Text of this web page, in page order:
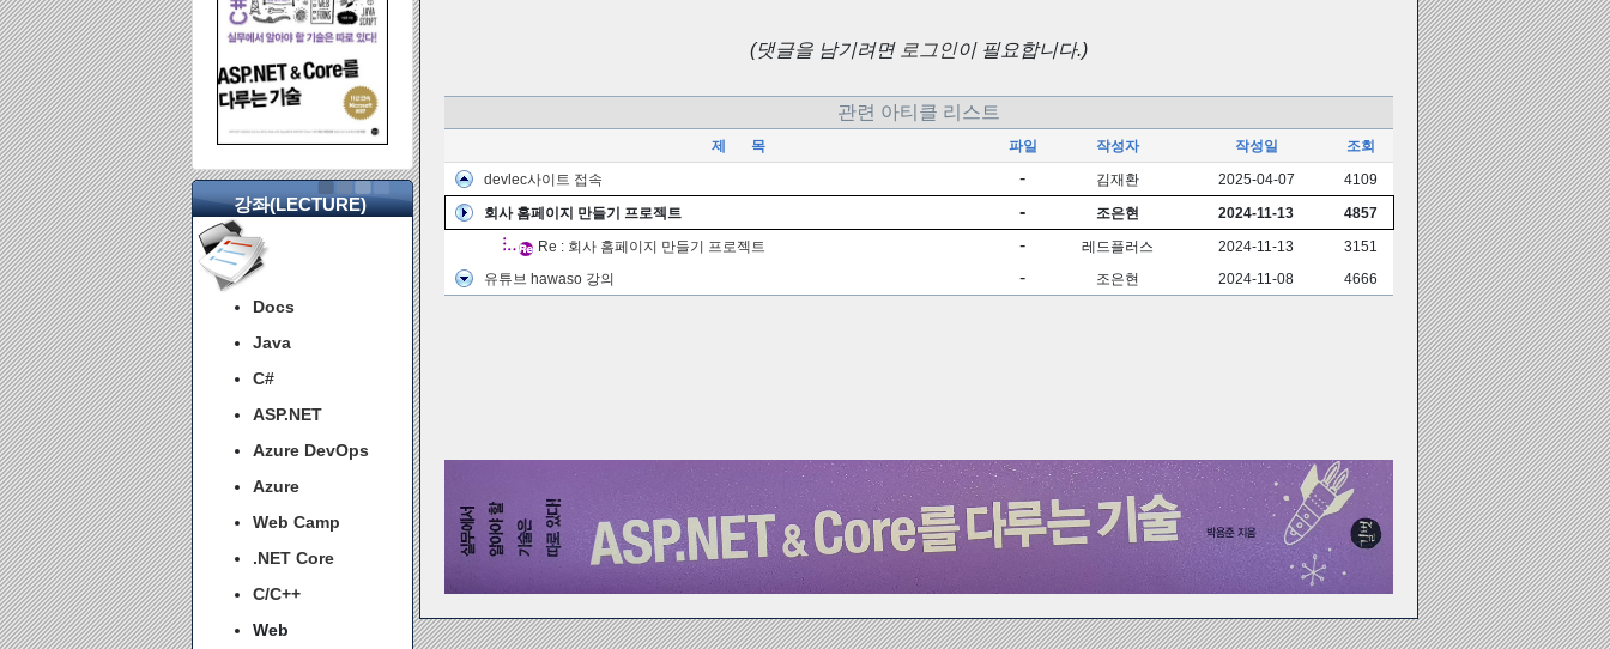
강좌(LECTURE)
Docs
Java
C#
ASP.NET
Azure DevOps
Azure
Web Camp
.NET Core
C/C++
Web
(댓글을 남기려면 로그인이 필요합니다.)
관련 아티클 리스트
제 목 파일 작성자 작성일
조회
devlec사이트 접속
- 김재환 2025-04-07
4109
회사 홈페이지 만들기 프로젝트
- 조은현 2024-11-13
4857
Re : 회사 홈페이지 만들기 프로젝트
- 레드플러스 2024-11-13
3151
유튜브 hawaso 강의
- 조은현 2024-11-08 4666